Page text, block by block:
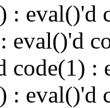
: eval()'d
eval()'d
code(1) :
: eval()'d